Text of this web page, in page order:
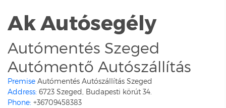
Ak Autósegély
Autómentés Szeged
Autómentő Autószállítás
Premise Autómentés Autószállítás Szeged
Address: 6723 Szeged, Budapesti körút 34.
Phone: +36709458383